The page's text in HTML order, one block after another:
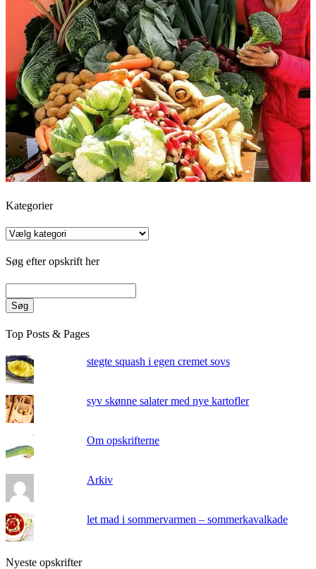
Kategorier
Kategorier
Søg efter opskrift her
Søg
Top Posts & Pages
stegte squash i egen cremet sovs
syv skønne salater med nye kartofler
Om opskrifterne
Arkiv
let mad i sommervarmen – sommerkavalkade
Nyeste opskrifter